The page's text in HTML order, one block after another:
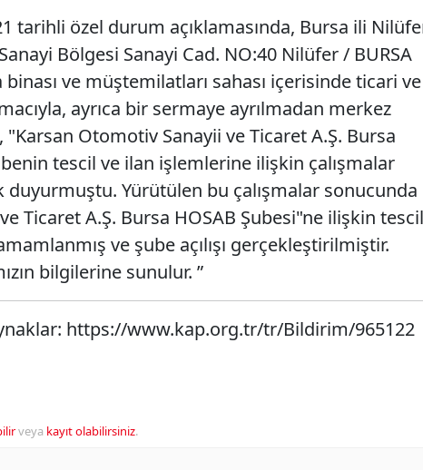
tarihli özel durum açıklamasında, Bursa ili
Bölgesi Sanayi Cad. NO:40 Nilüfer / BURSA
ve müştemilatları sahası içerisinde ticari ve
ayrıca bir sermaye ayrılmadan merkez
Otomotiv Sanayii ve Ticaret A.Ş. Bursa
tescil ve ilan işlemlerine ilişkin çalışmalar
Yürütülen bu çalışmalar sonucunda
Ticaret A.Ş. Bursa HOSAB Şubesi"ne ilişkin tescil
ve şube açılışı gerçekleştirilmiştir.
bilgilerine sunulur. ”
https://www.kap.org.tr/tr/Bildirim/965122
veya kayıt olabilirsiniz.